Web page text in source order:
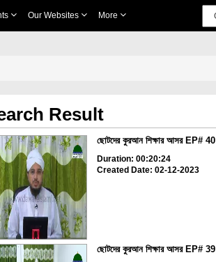
Our Websites More
Result
ছোটদের কুরআন শিক্ষার আসর EP# 40
Duration: 00:20:24
Created Date: 02-12-2023
ছোটদের কুরআন শিক্ষার আসর EP# 39